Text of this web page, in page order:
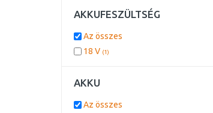
AKKUFESZÜLTSÉG
Az összes
18 V (1)
AKKU
Az összes